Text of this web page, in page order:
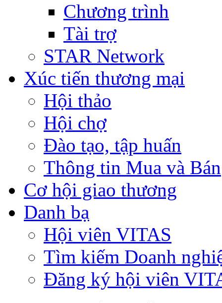
Chương trình
Tài trợ
STAR Network
Xúc tiến thương mại
Hội thảo
Hội chợ
Đào tạo, tập huấn
Thông tin Mua và Bán
Cơ hội giao thương
Danh bạ
Hội viên VITAS
Tìm kiếm Doanh
Đăng ký hội viên